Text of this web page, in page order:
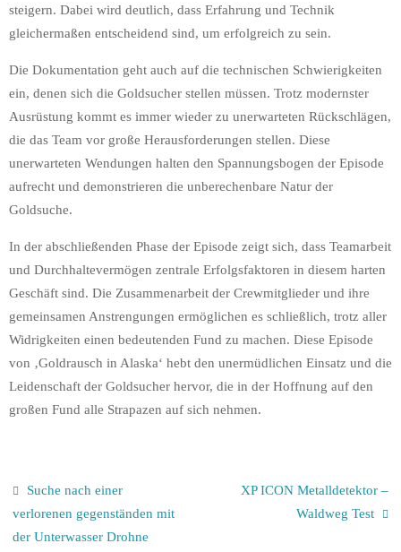
steigern. Dabei wird deutlich, dass Erfahrung und Technik
gleichermaßen entscheidend sind, um erfolgreich zu sein.
Die Dokumentation geht auch auf die technischen Schwierigkeiten
ein, denen sich die Goldsucher stellen müssen. Trotz modernster
Ausrüstung kommt es immer wieder zu unerwarteten Rückschlägen,
die das Team vor große Herausforderungen stellen. Diese
unerwarteten Wendungen halten den Spannungsbogen der Episode
aufrecht und demonstrieren die unberechenbare Natur der
Goldsuche.
In der abschließenden Phase der Episode zeigt sich, dass Teamarbeit
und Durchhaltevermögen zentrale Erfolgsfaktoren in diesem harten
Geschäft sind. Die Zusammenarbeit der Crewmitglieder und ihre
gemeinsamen Anstrengungen ermöglichen es schließlich, trotz aller
Widrigkeiten einen bedeutenden Fund zu machen. Diese Episode
von ‚Goldrausch in Alaska‘ hebt den unermüdlichen Einsatz und die
Leidenschaft der Goldsucher hervor, die in der Hoffnung auf den
großen Fund alle Strapazen auf sich nehmen.
Suche nach einer
verlorenen gegenständen mit
der Unterwasser Drohne
XP ICON Metalldetektor –
Waldweg Test